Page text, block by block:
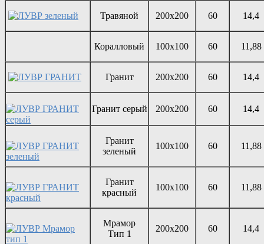
Травяной 200х200 60 14,4
Коралловый 100х100 60 11,88
Гранит 200х200 60 14,4
Гранит серый 200х200 60 14,4
Гранит
зеленый
100х100 60 11,88
Гранит
красный
100х100 60 11,88
Мрамор
Тип 1
200х200 60 14,4